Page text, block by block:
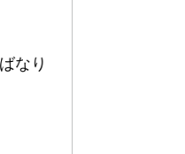
なり